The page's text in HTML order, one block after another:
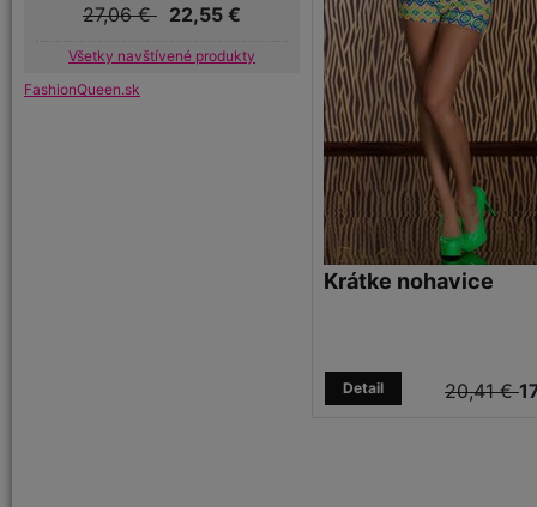
27,06 € 22,55 €
Všetky navštívené produkty
FashionQueen.sk
Krátke nohavice
20,41 €
Detail